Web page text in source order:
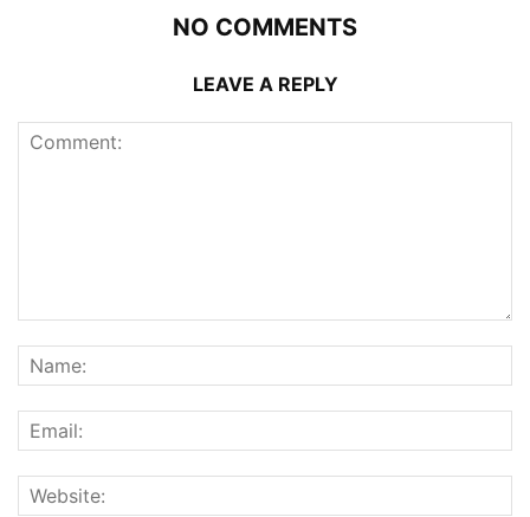
NO COMMENTS
LEAVE A REPLY